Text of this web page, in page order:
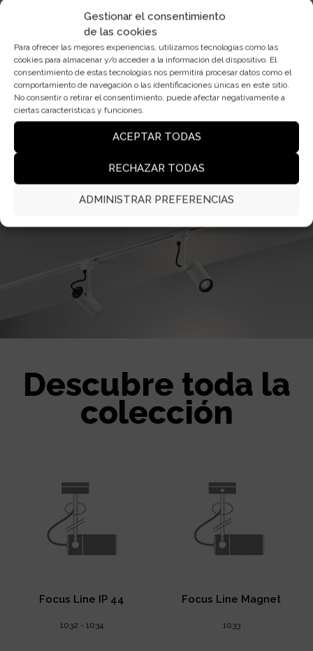
Gestionar el consentimiento
de las cookies
Para ofrecer las mejores experiencias, utilizamos tecnologías como las
cookies para almacenar y/o acceder a la información del dispositivo. El
consentimiento de estas tecnologías nos permitirá procesar datos como el
comportamiento de navegación o las identificaciones únicas en este sitio.
No consentir o retirar el consentimiento, puede afectar negativamente a
ciertas características y funciones.
ACEPTAR TODAS
RECHAZAR TODAS
ADMINISTRAR PREFERENCIAS
¿TIENES UN PROYECTO?CONTÁCTANOS
DESCARGAS
FOTOMETRÍA
Descubre toda la
colección
Focus Line IP 44
1032 - 1034
Focus Line Magnet
1033